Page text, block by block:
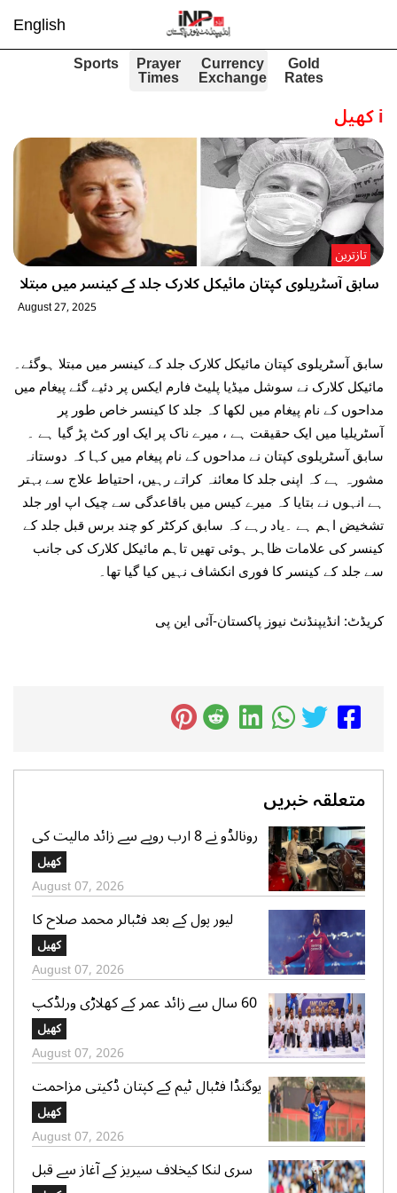
English
Gold
Rates
Currency
Exchange
Prayer
Times
Sports
iکھیل
سابق آسٹریلوی کپتان مائیکل کلارک جلد کے کینسر میں مبتلا
تازترین
August 27, 2025
سابق آسٹریلوی کپتان مائیکل کلارک جلد کے کینسر میں مبتلا ہوگئے۔
مائیکل کلارک نے سوشل میڈیا پلیٹ فارم ایکس پر دئیے گئے پیغام میں
مداحوں کے نام پیغام میں لکھا کہ جلد کا کینسر خاص طور پر
آسٹریلیا میں ایک حقیقت ہے ، میرے ناک پر ایک اور کٹ پڑ گیا ہے ۔
سابق آسٹریلوی کپتان نے مداحوں کے نام پیغام میں کہا کہ دوستانہ
مشورہ ہے کہ اپنی جلد کا معائنہ کراتے رہیں، احتیاط علاج سے بہتر
ہے انہوں نے بتایا کہ میرے کیس میں باقاعدگی سے چیک اپ اور جلد
تشخیض اہم ہے ۔یاد رہے کہ سابق کرکٹر کو چند برس قبل جلد کے
کینسر کی علامات ظاہر ہوئی تھیں تاہم مائیکل کلارک کی جانب
سے جلد کے کینسر کا فوری انکشاف نہیں کیا گیا تھا۔
کریڈٹ: انڈیپنڈنٹ نیوز پاکستان-آئی این پی
متعلقہ خبریں
رونالڈو نے 8 ارب روپے سے زائد مالیت کی
سپر کار کلیکشن کی جھلک دکھا دی
کھیل
August 07, 2026
لیور پول کے بعد فٹبالر محمد صلاح کا
ترکینہ کے کلب کیساتھ معاہدے کا امکان
کھیل
August 07, 2026
60 سال سے زائد عمر کے کھلاڑی ورلڈکپ
میں شرکت کیلئے روانہ
کھیل
August 07, 2026
یوگنڈا فٹبال ٹیم کے کپتان ڈکیتی مزاحمت
کے دوران تشدد سے ہلاک
کھیل
August 07, 2026
سری لنکا کیخلاف سیریز کے آغاز سے قبل